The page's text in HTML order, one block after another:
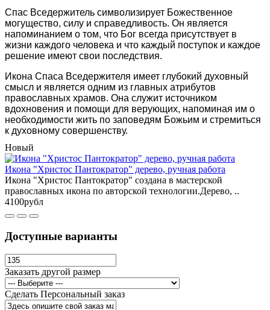
Спас Вседержитель символизирует Божественное
могущество, силу и справедливость. Он является
напоминанием о том, что Бог всегда присутствует в
жизни каждого человека и что каждый поступок и каждое
решение имеют свои последствия.
Икона Спаса Вседержителя имеет глубокий духовный
смысл и является одним из главных атрибутов
православных храмов. Она служит источником
вдохновения и помощи для верующих, напоминая им о
необходимости жить по заповедям Божьим и стремиться
к духовному совершенству.
Новый
Икона "Христос Пантократор" дерево, ручная работа
Икона "Христос Пантократор" создана в мастерской
православных икона по авторской технологии.Дерево, ..
4100рубл
Доступные варианты
Заказать другой размер
Сделать Персональный заказ